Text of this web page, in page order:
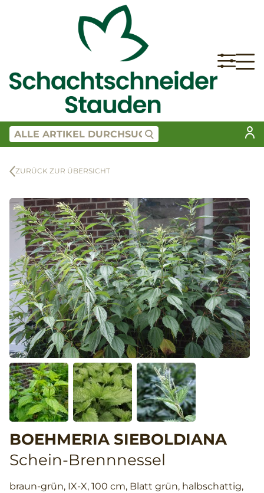
ZURÜCK ZUR ÜBERSICHT
BOEHMERIA SIEBOLDIANA
Schein-Brennnessel
braun-grün, IX-X, 100 cm, Blatt grün, halbschattig,